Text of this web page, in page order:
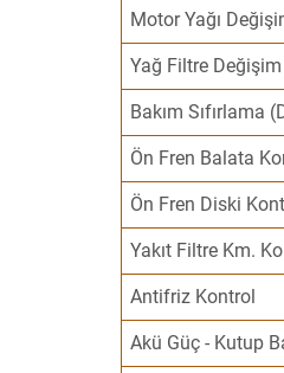
Motor Yağı
Yağ Filtre Değişim
Bakım Sıfırlama
Ön Fren Balata
Ön Fren Diski
Yakıt Filtre Km.
Antifriz Kontrol
Akü Güç - Kutup